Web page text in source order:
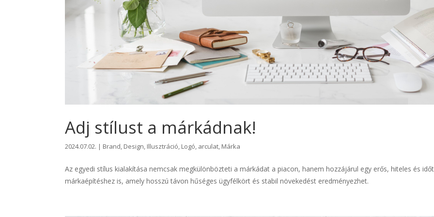
Adj stílust a márkádnak!
2024.07.02. | Brand, Design, Illusztráció, Logó, arculat, Márka
Az egyedi stílus kialakítása nemcsak megkülönbözteti a márkádat a piacon, hanem hozzájárul egy erős, hiteles és
márkaépítéshez is, amely hosszú távon hűséges ügyfélkört és stabil növekedést eredményezhet.